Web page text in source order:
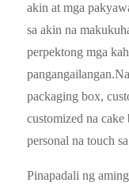
akin at mga
sa akin na
perpektong mga
packaging box,
customized na cake
personal na touch
Pinapadali ng